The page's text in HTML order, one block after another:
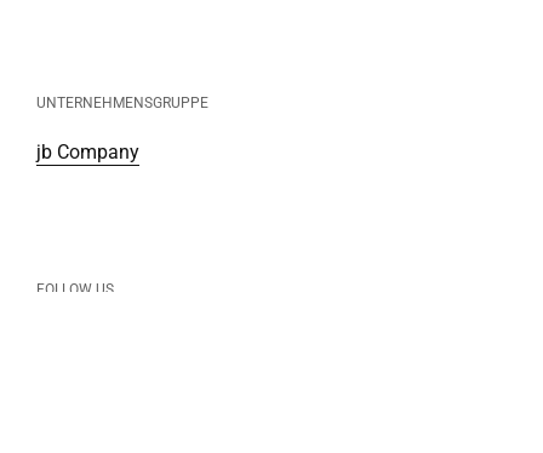
UNTERNEHMENSGRUPPE
jb Company
FOLLOW US